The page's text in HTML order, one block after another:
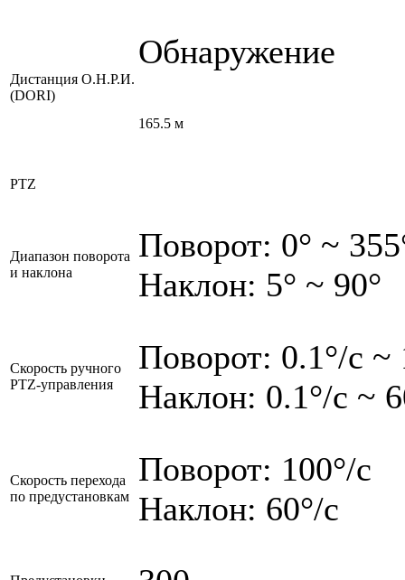
Дистанция О.Н.Р.И.
(DORI)
Обнаружение
165.5 м
PTZ
Диапазон поворота
и наклона
Поворот: 0° ~
Наклон: 5° ~ 90°
Скорость ручного
PTZ-управления
Поворот: 0.1°/c ~
Наклон: 0.1°/c ~
Скорость перехода
по предустановкам
Поворот: 100°/c
Наклон: 60°/c